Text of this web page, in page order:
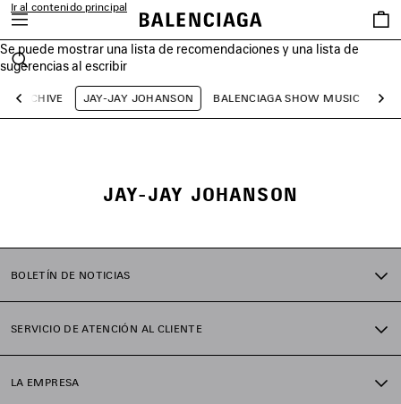
Ir al contenido principal
Se puede mostrar una lista de recomendaciones y una lista de
sugerencias al escribir
Buscar
close the banner
Anterior
ARCHIVE JAY-JAY JOHANSON BALENCIAGA SHOW MUSIC
JAY-JAY JOHANSON
BOLETÍN DE NOTICIAS
SERVICIO DE ATENCIÓN AL CLIENTE
LA EMPRESA